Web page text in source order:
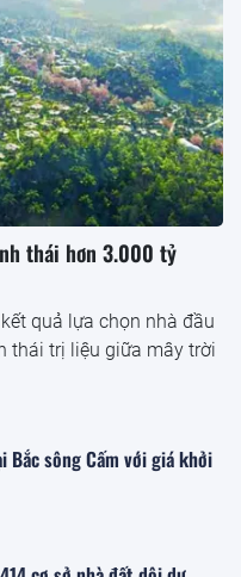
thái hơn 3.000 tỷ
quả lựa chọn nhà đầu
thái trị liệu giữa mây trời
Bắc sông Cấm với giá khởi